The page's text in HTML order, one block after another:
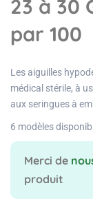
23 à 30
par 100
Les aiguilles
médical stérile, à
aux seringues à
6 modèles
Merci de
produit